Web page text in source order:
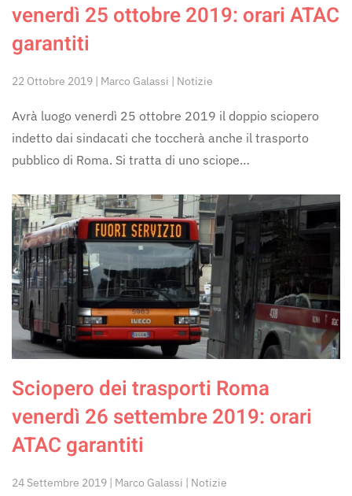
venerdì 25 ottobre 2019: orari ATAC
garantiti
22 Ottobre 2019 | Marco Galassi | Notizie
Avrà luogo venerdì 25 ottobre 2019 il doppio sciopero
indetto dai sindacati che toccherà anche il trasporto
pubblico di Roma. Si tratta di uno sciope…
Sciopero dei trasporti Roma
venerdì 26 settembre 2019: orari
ATAC garantiti
24 Settembre 2019 | Marco Galassi | Notizie